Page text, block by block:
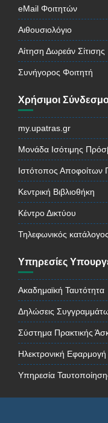
eMail Φοιτητών
Αιθουσιολόγιο
Αίτηση Δωρεάν Σίτισης
Συνήγορος Φοιτητή
Χρήσιμοι
my.upatras.gr
Μονάδα Ισότιμης
Ιστότοπος Αποφοίτων
Κεντρική Βιβλιοθήκη
Κέντρο Δικτύου
Τηλεφωνικός κατάλογος
Υπηρεσίες
Ακαδημαϊκή Ταυτότητα
Δηλώσεις
Σύστημα Πρακτικής
Ηλεκτρονική
Υπηρεσία